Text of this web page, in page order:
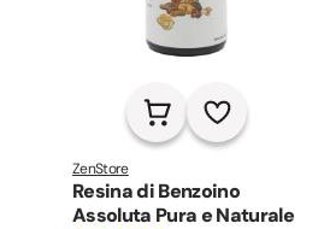
ZenStore
Resina di Benzoino
Assoluta Pura e Naturale